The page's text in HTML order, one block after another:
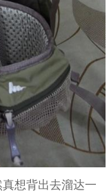
想背出去溜达一